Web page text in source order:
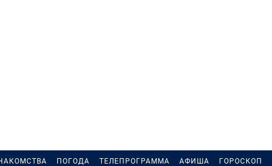
ПОГОДА ТЕЛЕПРОГРАММА АФИША ГОРОСКОП